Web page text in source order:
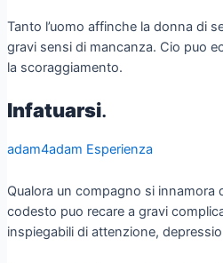
Tanto l’uomo affinche la donna di
gravi sensi di mancanza. Cio puo
la scoraggiamento.
Infatuarsi.
adam4adam Esperienza
Qualora un compagno si innamora
codesto puo recare a gravi
inspiegabili di attenzione,